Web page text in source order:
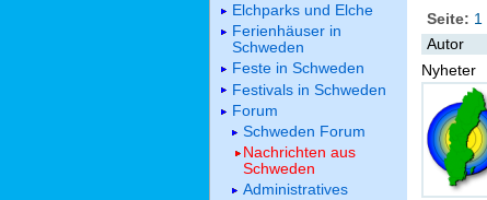
Seite: 1
Autor
Nyheter
Elchparks und Elche
Ferienhäuser in
Schweden
Feste in Schweden
Festivals in Schweden
Forum
Schweden Forum
Nachrichten aus
Schweden
Administratives